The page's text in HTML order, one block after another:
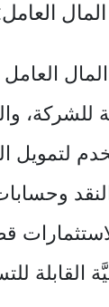
للشركة،
لتمويل
القابلة